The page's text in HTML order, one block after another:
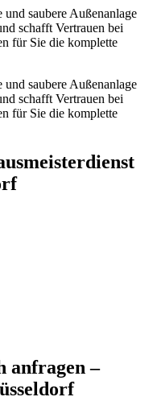
saubere Außenanlage
schafft Vertrauen bei
für Sie die komplette
saubere Außenanlage
schafft Vertrauen bei
für Sie die komplette
anfragen –